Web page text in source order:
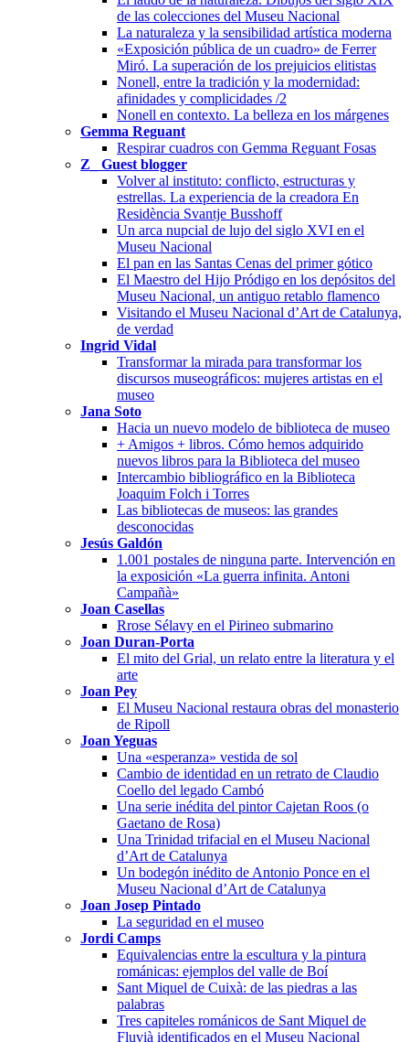
de las colecciones del Museu Nacional
La naturaleza y la sensibilidad artística moderna
«Exposición pública de un cuadro» de Ferrer
Miró. La superación de los prejuicios elitistas
Nonell, entre la tradición y la modernidad:
afinidades y complicidades /2
Nonell en contexto. La belleza en los márgenes
Gemma Reguant
Respirar cuadros con Gemma Reguant Fosas
Z_ Guest blogger
Volver al instituto: conflicto, estructuras y
estrellas. La experiencia de la creadora En
Residència Svantje Busshoff
Un arca nupcial de lujo del siglo XVI en el
Museu Nacional
El pan en las Santas Cenas del primer gótico
El Maestro del Hijo Pródigo en los depósitos del
Museu Nacional, un antiguo retablo flamenco
Visitando el Museu Nacional d’Art de Catalunya,
de verdad
Ingrid Vidal
Transformar la mirada para transformar los
discursos museográficos: mujeres artistas en el
museo
Jana Soto
Hacia un nuevo modelo de biblioteca de museo
+ Amigos + libros. Cómo hemos adquirido
nuevos libros para la Biblioteca del museo
Intercambio bibliográfico en la Biblioteca
Joaquim Folch i Torres
Las bibliotecas de museos: las grandes
desconocidas
Jesús Galdón
1.001 postales de ninguna parte. Intervención en
la exposición «La guerra infinita. Antoni
Campañà»
Joan Casellas
Rrose Sélavy en el Pirineo submarino
Joan Duran-Porta
El mito del Grial, un relato entre la literatura y el
arte
Joan Pey
El Museu Nacional restaura obras del monasterio
de Ripoll
Joan Yeguas
Una «esperanza» vestida de sol
Cambio de identidad en un retrato de Claudio
Coello del legado Cambó
Una serie inédita del pintor Cajetan Roos (o
Gaetano de Rosa)
Una Trinidad trifacial en el Museu Nacional
d’Art de Catalunya
Un bodegón inédito de Antonio Ponce en el
Museu Nacional d’Art de Catalunya
Joan Josep Pintado
La seguridad en el museo
Jordi Camps
Equivalencias entre la escultura y la pintura
románicas: ejemplos del valle de Boí
Sant Miquel de Cuixà: de las piedras a las
palabras
Tres capiteles románicos de Sant Miquel de
Fluvià identificados en el Museu Nacional